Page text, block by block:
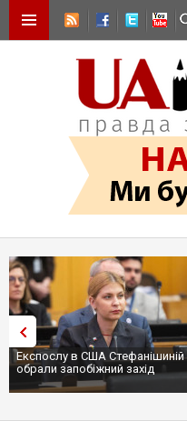
Експослу в США Стефанішиній
обрали запобіжний захід